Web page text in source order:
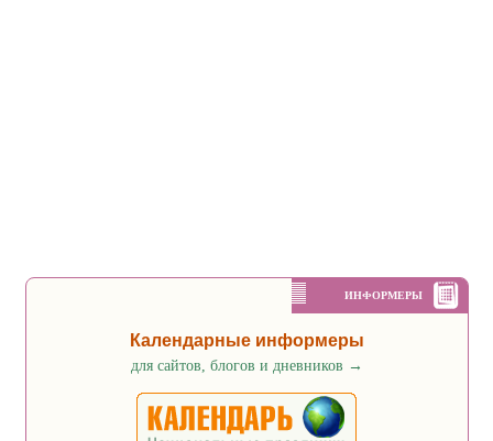
ИНФОРМЕРЫ
Календарные информеры
для сайтов, блогов и дневников →